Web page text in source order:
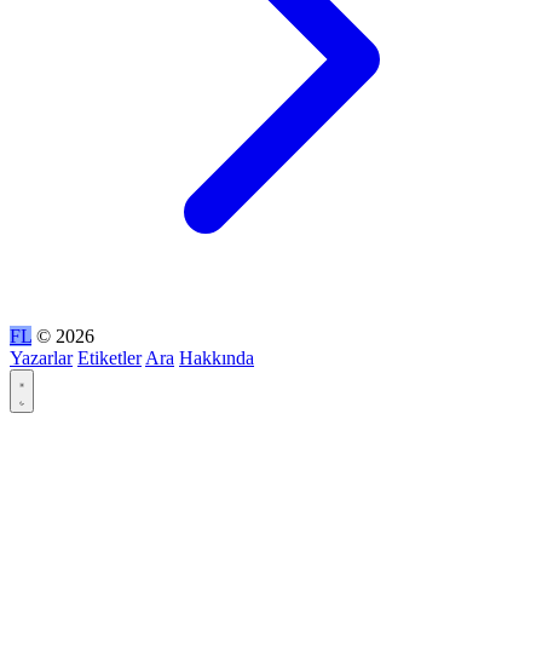
FL © 2026
Yazarlar Etiketler Ara Hakkında